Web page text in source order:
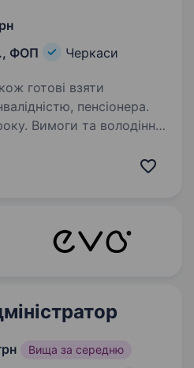
ФОП
Черкаси
готові взяти
пенсіонера.
ноутбуків, пк, принтерів
Вища за середню